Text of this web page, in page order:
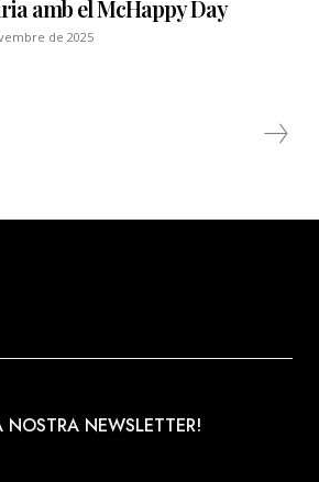
amb el McHappy Day
de 2025
NOSTRA NEWSLETTER!